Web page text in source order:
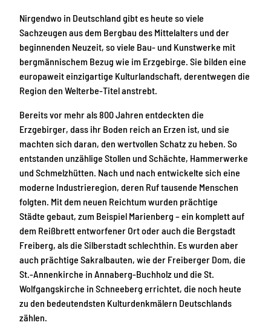
Nirgendwo in Deutschland gibt es heute so viele
Sachzeugen aus dem Bergbau des Mittelalters und der
beginnenden Neuzeit, so viele Bau- und Kunstwerke mit
bergmännischem Bezug wie im Erzgebirge. Sie bilden eine
europaweit einzigartige Kulturlandschaft, derentwegen die
Region den Welterbe-Titel anstrebt.
Bereits vor mehr als 800 Jahren entdeckten die
Erzgebirger, dass ihr Boden reich an Erzen ist, und sie
machten sich daran, den wertvollen Schatz zu heben. So
entstanden unzählige Stollen und Schächte, Hammerwerke
und Schmelzhütten. Nach und nach entwickelte sich eine
moderne Industrieregion, deren Ruf tausende Menschen
folgten. Mit dem neuen Reichtum wurden prächtige
Städte gebaut, zum Beispiel Marienberg – ein komplett auf
dem Reißbrett entworfener Ort oder auch die Bergstadt
Freiberg, als die Silberstadt schlechthin. Es wurden aber
auch prächtige Sakralbauten, wie der Freiberger Dom, die
St.-Annenkirche in Annaberg-Buchholz und die St.
Wolfgangskirche in Schneeberg errichtet, die noch heute
zu den bedeutendsten Kulturdenkmälern Deutschlands
zählen.